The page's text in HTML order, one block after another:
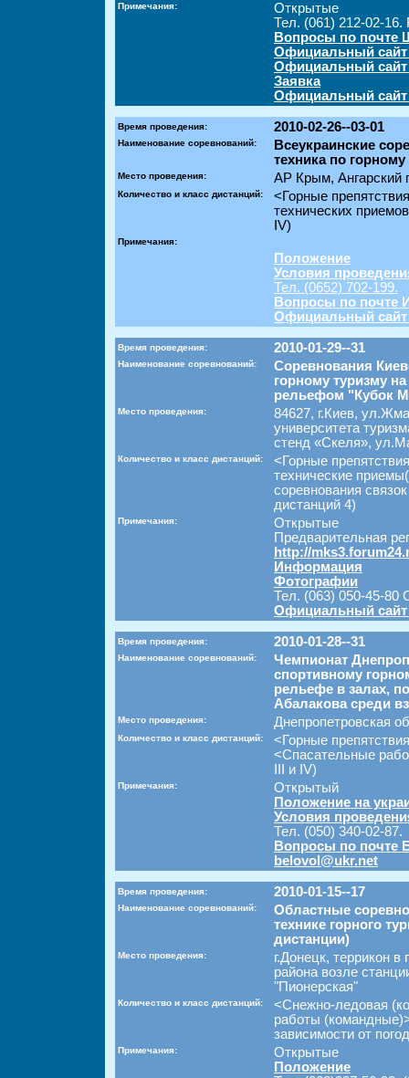
Примечания:
Открытые
Тел. (061) 212-02-16.
Вопросы по почте
Официальный сайт
Официальный сайт
Заявка
Официальный
Время проведения: 2010-02-26--03-01
Наименование соревнований:
Всеукраинские
техника по горному
Место проведения: АР Крым, Ангарский
Количество и класс дистанций:
<Горные
технических
IV)
Примечания:
Положение
Условия
Тел. (0652) 702-199.
Вопросы по почте
Официальный сайт
Время проведения: 2010-01-29--31
Наименование соревнований:
Соревнования
горному туризму
рельефом "Кубок
Место проведения:
84627, г.Киев,
университета
стенд «Скеля»,
Количество и класс дистанций:
<Горные
технические
соревнования
дистанций 4)
Примечания:
Открытые
Предварительная
http://
Информация
Фотографии
Тел. (063) 050-45-80
Официальный сайт
Время проведения: 2010-01-28--31
Наименование соревнований:
Чемпионат
спортивному
рельефе в залах,
Абалакова среди
Место проведения: Днепропетровская
Количество и класс дистанций:
<Горные
<Спасательные
III и IV)
Примечания:
Открытый
Положение на
Условия
Тел. (050) 340-02-87.
Вопросы по почте
belovol@ukr.net
Время проведения: 2010-01-15--17
Наименование соревнований:
Областные
технике горного
дистанции)
Место проведения:
г.Донецк, террикон
района возле
"Пионерская"
Количество и класс дистанций:
<Снежно-ледовая
работы
зависимости от
Примечания:
Открытые
Положение